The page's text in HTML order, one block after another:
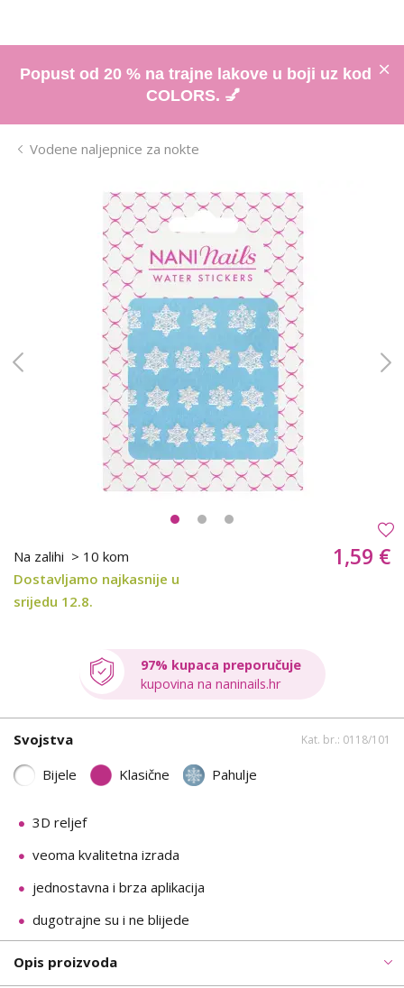
Popust od 20 % na trajne lakove u boji uz kod
COLORS. 💅
Vodene naljepnice za nokte
Na zalihi > 10 kom
Dostavljamo najkasnije u
srijedu 12.8.
1,59 €
97% kupaca preporučuje
kupovina na naninails.hr
Svojstva Kat. br.: 0118/101
Bijele Klasične Pahulje
3D reljef
veoma kvalitetna izrada
jednostavna i brza aplikacija
dugotrajne su i ne blijede
Opis proizvoda